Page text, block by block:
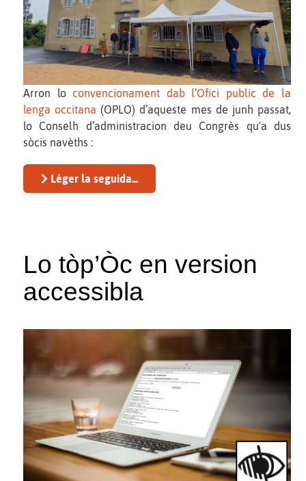
Arron loconvencionament dab l’Ofici public de la
lenga occitana (OPLO) d’aqueste mes de junh passat,
lo Conselh d’administracion deu Congrès qu'a dus
sòcis navèths :
Léger la seguida...
Lo tòp’Òc en version
accessibla